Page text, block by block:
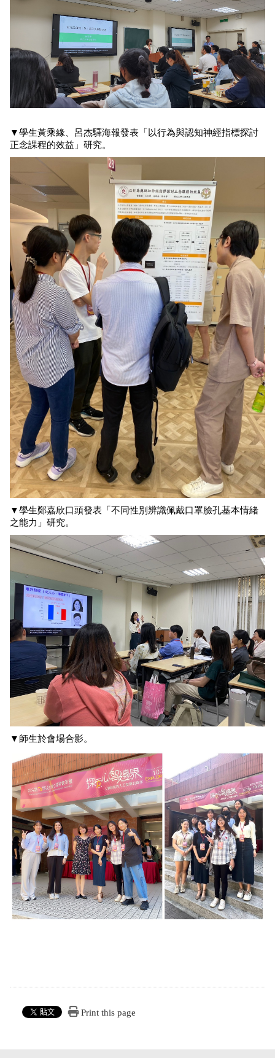
▼學生黃乘緣、呂杰驛海報發表「以行為與認知神經指標探討
正念課程的效益」研究。
▼學生鄭嘉欣口頭發表「不同性別辨識佩戴口罩臉孔基本情緒
之能力」研究。
▼師生於會場合影。
Print this page